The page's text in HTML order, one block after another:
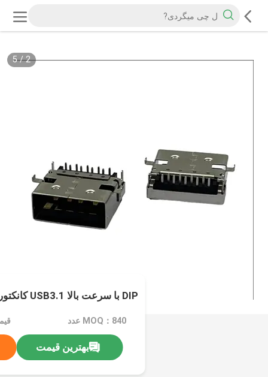
2
/
5
DIP با سرعت بالا USB3.1 کانکتور سوکت زنانه 9Pin
MOQ：840 عدد
بهترین قیمت